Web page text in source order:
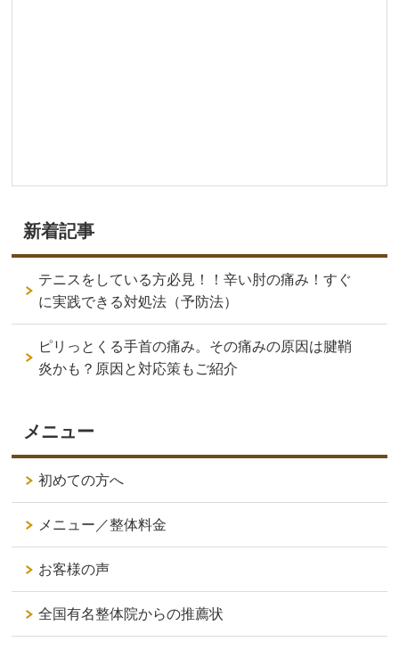
新着記事
テニスをしている方必見！！辛い肘の痛み！すぐ
に実践できる対処法（予防法）
ピリっとくる手首の痛み。その痛みの原因は腱鞘
炎かも？原因と対応策もご紹介
メニュー
初めての方へ
メニュー／整体料金
お客様の声
全国有名整体院からの推薦状